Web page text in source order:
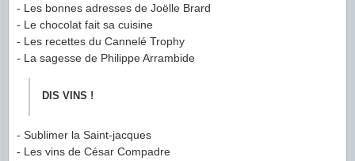
- Les bonnes adresses de Joëlle Brard
- Le chocolat fait sa cuisine
- Les recettes du Cannelé Trophy
- La sagesse de Philippe Arrambide
DIS VINS !
- Sublimer la Saint-jacques
- Les vins de César Compadre